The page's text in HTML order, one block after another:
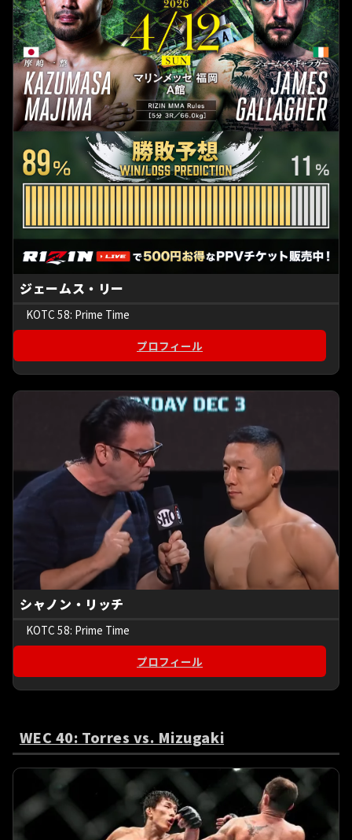
ジェームス・リー
KOTC 58: Prime Time
プロフィール
シャノン・リッチ
KOTC 58: Prime Time
プロフィール
WEC 40: Torres vs. Mizugaki